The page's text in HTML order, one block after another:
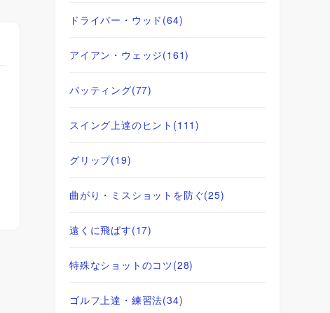
ドライバー・ウッド (64)
アイアン・ウェッジ(161)
パッティング(77)
スイング上達のヒント (111)
グリップ(19)
曲がり・ミスショットを防ぐ(25)
遠くに飛ばす(17)
特殊なショットのコツ(28)
ゴルフ上達・練習法(34)